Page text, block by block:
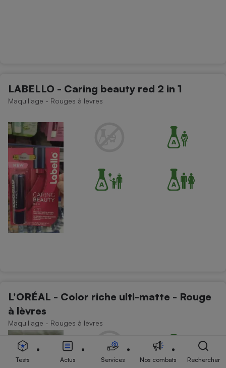
LABELLO - Caring beauty red 2 in 1
Maquillage - Rouges à lèvres
L'ORÉAL - Color riche ulti-matte - Rouge
à lèvres
Maquillage - Rouges à lèvres
Tests Actus Services Nos combats Rechercher